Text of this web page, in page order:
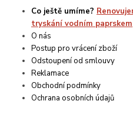
Co ještě umíme?
tryskání vodním paprskem
O nás
Postup pro vrácení zboží
Odstoupení od smlouvy
Reklamace
Obchodní podmínky
Ochrana osobních údajů